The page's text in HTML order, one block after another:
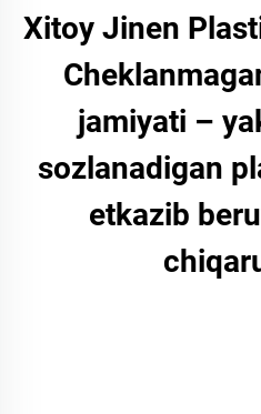
Xitoy Jinen
jamiyati –
sozlanadigan
etkazib